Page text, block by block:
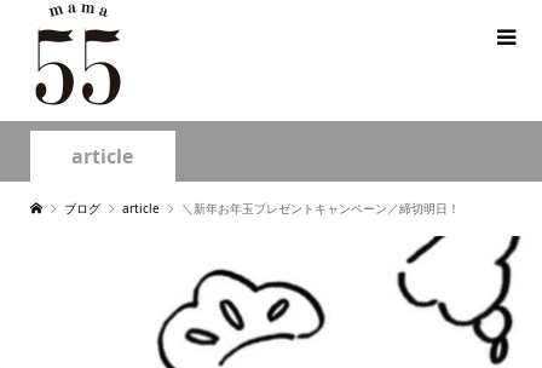
article
ブログ article ＼新年お年玉プレゼントキャンペーン／締切明日！